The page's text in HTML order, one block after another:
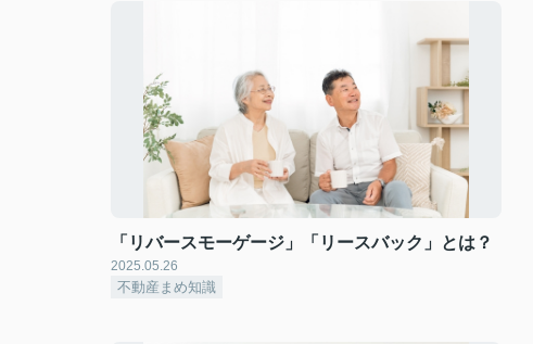
「リバースモーゲージ」「リースバック」とは？
2025.05.26
不動産まめ知識